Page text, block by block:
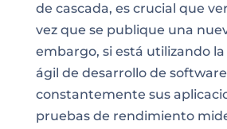
de cascada, es crucial que
vez que se publique una
embargo, si está utilizando
ágil de desarrollo de
constantemente sus
pruebas de rendimiento